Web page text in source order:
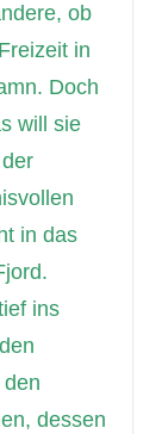
ob
in
Doch
will sie
in das
ins
dessen